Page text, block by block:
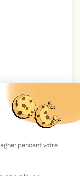
par quatre férus
avec une
des